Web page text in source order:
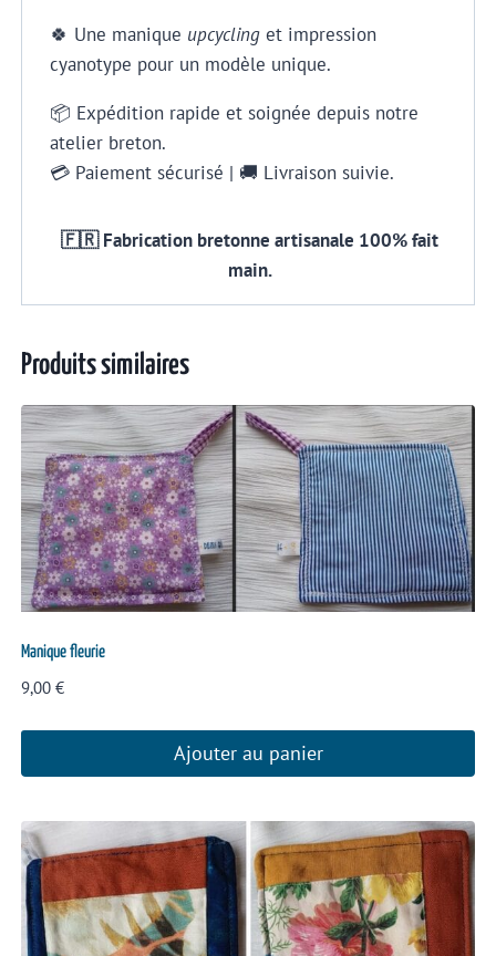
🍀 Une manique upcyclinget impression
cyanotype pour un modèle unique.
📦 Expédition rapide et soignée depuis notre
atelier breton.
💳 Paiement sécurisé | 🚚 Livraison suivie.
🇫🇷 Fabrication bretonne artisanale 100% fait
main.
Produits similaires
Manique fleurie
9,00€
Ajouter au panier